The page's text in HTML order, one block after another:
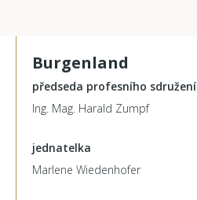
Burgenland
předseda profesního sdružení
Ing. Mag. Harald Zumpf
jednatelka
Marlene Wiedenhofer